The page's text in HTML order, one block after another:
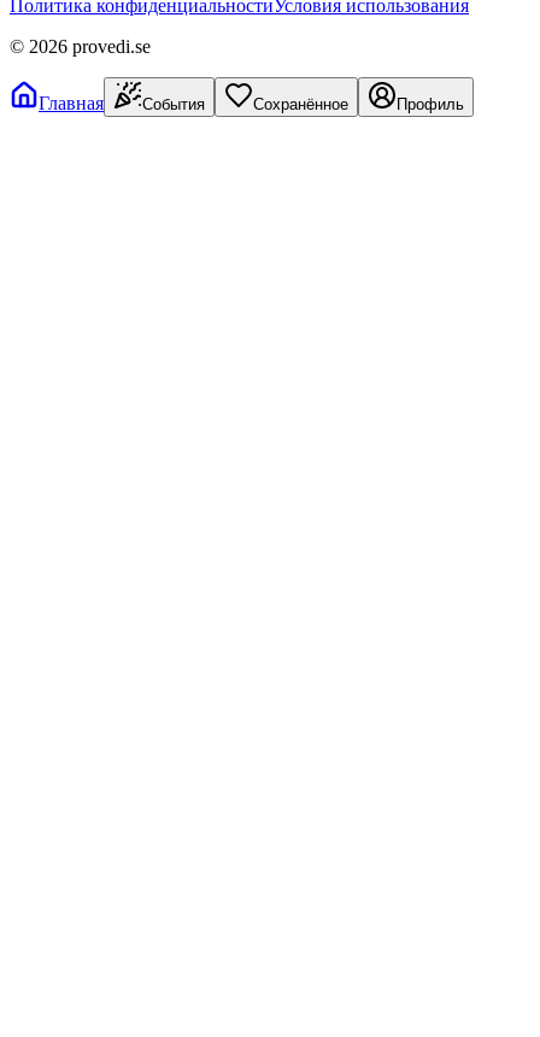
Политика конфиденциальностиУсловия использования
© 2026 provedi.se
Главная События Сохранённое Профиль